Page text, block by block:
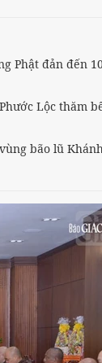
Phật đản đến
Lộc thăm
bão lũ